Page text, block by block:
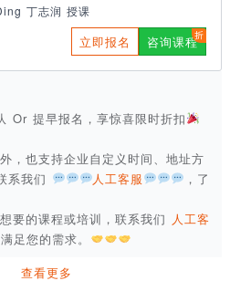
丁志润 授课
立即报名 咨询课程
Or 提早报名，享惊喜限时折扣
，也支持企业自定义时间、地址方
系我们
人工客服
，了
要的课程或培训，联系我们 人工客
足您的需求。
查看更多